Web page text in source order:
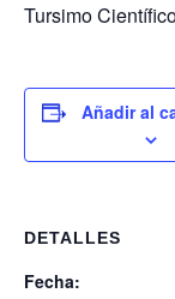
Tursimo
Añadir al
DETALLES
Fecha: